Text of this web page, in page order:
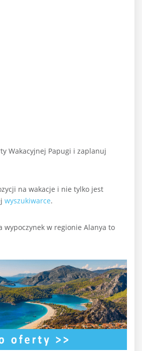
Wakacyjnej Papugi i zaplanuj
na wakacje i nie tylko jest
wyszukiwarce.
wypoczynek w regionie Alanya to